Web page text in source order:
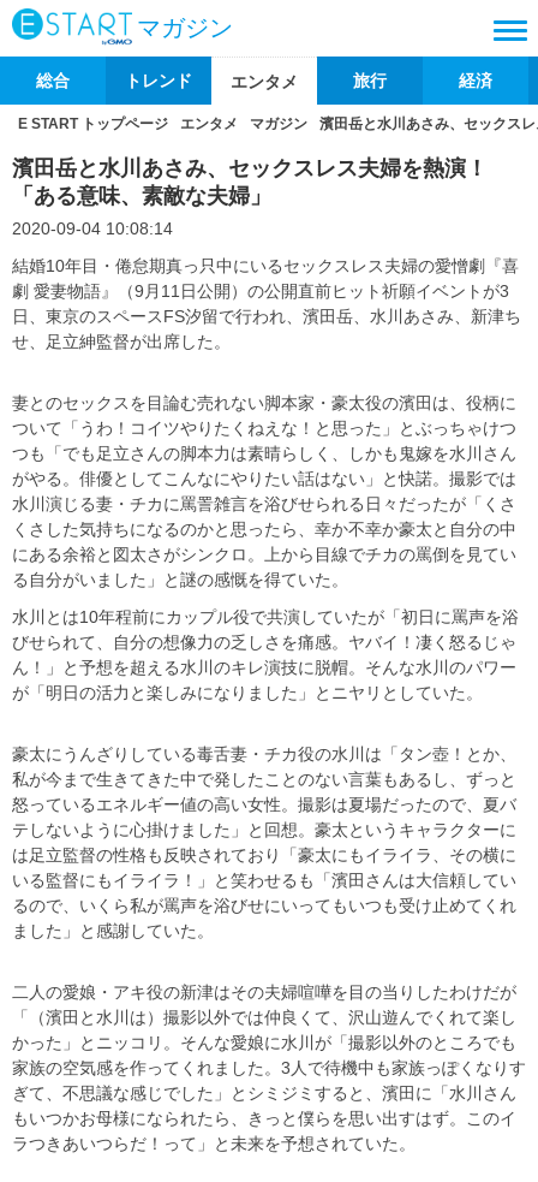
マガジン
総合 トレンド エンタメ 旅行 経済
E START トップページ エンタメ マガジン 濱田岳と水川あさみ、セックス
濱田岳と水川あさみ、セックスレス夫婦を熱演！
「ある意味、素敵な夫婦」
2020-09-04 10:08:14
結婚10年目・倦怠期真っ只中にいるセックスレス夫婦の愛憎劇『喜
劇 愛妻物語』（9月11日公開）の公開直前ヒット祈願イベントが3
日、東京のスペースFS汐留で行われ、濱田岳、水川あさみ、新津ち
せ、足立紳監督が出席した。
妻とのセックスを目論む売れない脚本家・豪太役の濱田は、役柄に
ついて「うわ！コイツやりたくねえな！と思った」とぶっちゃけつ
つも「でも足立さんの脚本力は素晴らしく、しかも鬼嫁を水川さん
がやる。俳優としてこんなにやりたい話はない」と快諾。撮影では
水川演じる妻・チカに罵詈雑言を浴びせられる日々だったが「くさ
くさした気持ちになるのかと思ったら、幸か不幸か豪太と自分の中
にある余裕と図太さがシンクロ。上から目線でチカの罵倒を見てい
る自分がいました」と謎の感慨を得ていた。
水川とは10年程前にカップル役で共演していたが「初日に罵声を浴
びせられて、自分の想像力の乏しさを痛感。ヤバイ！凄く怒るじゃ
ん！」と予想を超える水川のキレ演技に脱帽。そんな水川のパワー
が「明日の活力と楽しみになりました」とニヤリとしていた。
豪太にうんざりしている毒舌妻・チカ役の水川は「タン壺！とか、
私が今まで生きてきた中で発したことのない言葉もあるし、ずっと
怒っているエネルギー値の高い女性。撮影は夏場だったので、夏バ
テしないように心掛けました」と回想。豪太というキャラクターに
は足立監督の性格も反映されており「豪太にもイライラ、その横に
いる監督にもイライラ！」と笑わせるも「濱田さんは大信頼してい
るので、いくら私が罵声を浴びせにいってもいつも受け止めてくれ
ました」と感謝していた。
二人の愛娘・アキ役の新津はその夫婦喧嘩を目の当りしたわけだが
「（濱田と水川は）撮影以外では仲良くて、沢山遊んでくれて楽し
かった」とニッコリ。そんな愛娘に水川が「撮影以外のところでも
家族の空気感を作ってくれました。3人で待機中も家族っぽくなりす
ぎて、不思議な感じでした」とシミジミすると、濱田に「水川さん
もいつかお母様になられたら、きっと僕らを思い出すはず。このイ
ラつきあいつらだ！って」と未来を予想されていた。